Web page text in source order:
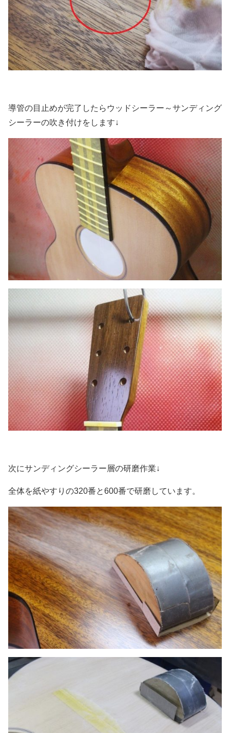
導管の目止めが完了したらウッドシーラー～サンディング
シーラーの吹き付けをします↓
次にサンディングシーラー層の研磨作業↓
全体を紙やすりの320番と600番で研磨しています。